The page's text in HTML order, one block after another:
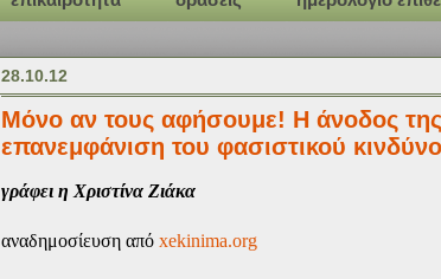
28.10.12
Μόνο αν τους αφήσουμε! Η άνοδος
επανεμφάνιση του φασιστικού
γράφει η Χριστίνα Ζιάκα
αναδημοσίευση από xekinima.org